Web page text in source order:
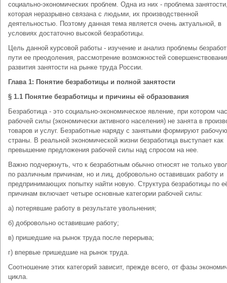
социально-экономических проблем. Одна из них - проблема
которая неразрывно связана с людьми, их производственной
деятельностью. Поэтому данная тема является очень актуальной, в
условиях достаточно высокой безработицы.
Цель данной курсовой работы - изучение и анализ проблемы
пути ее преодоления, рассмотрение возможностей
развития занятости на рынке труда России.
Глава 1: Понятие безработицы и полной занятости
§ 1.1 Понятие безработицы и причины её образования
Безработица - это социально-экономическое явление, при котором
рабочей силы (экономически активного населения) не занята в
товаров и услуг. Безработные наряду с занятыми формируют
страны. В реальной экономической жизни безработица выступает как
превышение предложения рабочей силы над спросом на нее.
Важно подчеркнуть, что к безработным обычно относят не только
по различным причинам, но и лиц, добровольно оставивших работу и
предпринимающих попытку найти новую. Структура безработицы по
причинам включает четыре основные категории рабочей силы:
a) потерявшие работу в результате увольнения;
б) добровольно оставившие работу;
в) пришедшие на рынок труда после перерыва;
г) впервые пришедшие на рынок труда.
Соотношение этих категорий зависит, прежде всего, от фазы
цикла.